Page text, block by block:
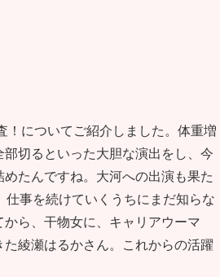
！についてご紹介しました。体重増
切るといった大胆な演出をし、今
たんですね。大河への出演も果た
事を続けていくうちにまだ知らな
ら、干物女に、キャリアウーマ
綾瀬はるかさん。これからの活躍